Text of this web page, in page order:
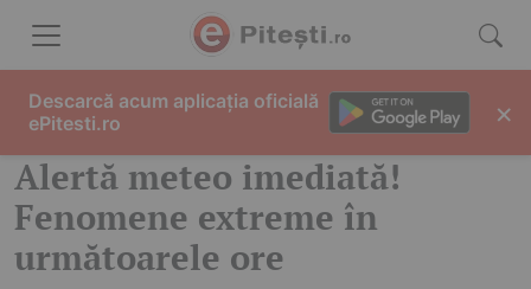
Alertă meteo imediată!
Fenomene extreme în
următoarele ore
Descarcă acum aplicația oficială
ePitesti.ro
×